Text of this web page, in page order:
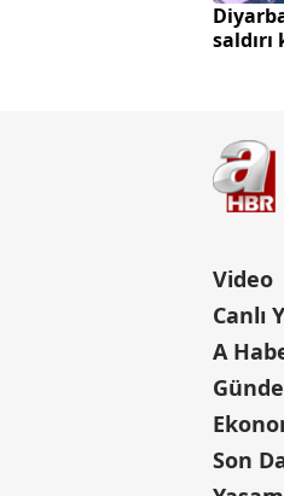
Video
Canlı
A
Son